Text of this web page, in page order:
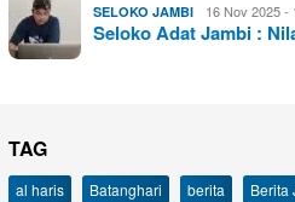
SELOKO JAMBI 16 Nov 2025 -
Seloko Adat Jambi :
TAG
al haris Batanghari berita Berita